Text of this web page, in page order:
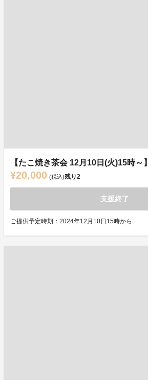
【たこ焼き茶会 12月10日(火)15時～】
¥20,000 (税込)残り2
支援終了
ご提供予定時期：2024年12月10日15時から